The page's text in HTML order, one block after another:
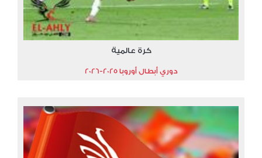
كرة عالمية
دوري أبطال أوروبا 2025-2026